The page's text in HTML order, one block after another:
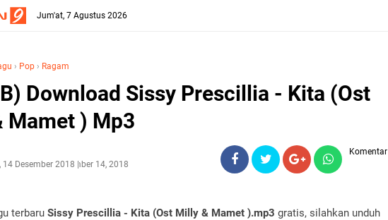
Jum'at, 7 Agustus 2026
› Pop › Ragam
Download Sissy Prescillia - Kita (Ost
Mamet ) Mp3
Desember 2018Desember 14, 2018
Komentar
terbaru Sissy Prescillia - Kita (Ost Milly & Mamet ).mp3 gratis, silahkan unduh